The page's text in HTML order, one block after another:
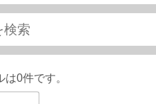
0件です。